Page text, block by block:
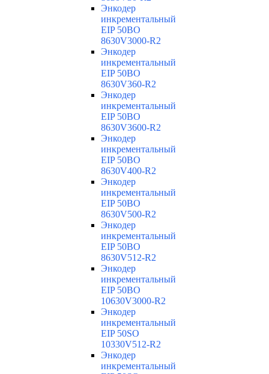
Энкодер
инкрементальный
EIP 50BO
8630V3000-R2
Энкодер
инкрементальный
EIP 50BO
8630V360-R2
Энкодер
инкрементальный
EIP 50BO
8630V3600-R2
Энкодер
инкрементальный
EIP 50BO
8630V400-R2
Энкодер
инкрементальный
EIP 50BO
8630V500-R2
Энкодер
инкрементальный
EIP 50BO
8630V512-R2
Энкодер
инкрементальный
EIP 50BO
10630V3000-R2
Энкодер
инкрементальный
EIP 50SO
10330V512-R2
Энкодер
инкрементальный